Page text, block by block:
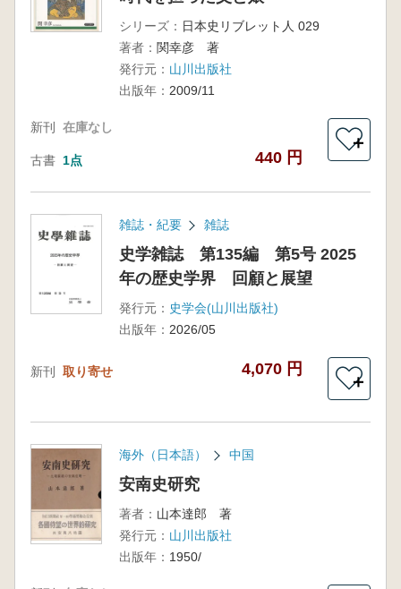
シリーズ： 日本史リブレット人 029
著者： 関幸彦 著
発行元： 山川出版社
出版年： 2009/11
新刊 在庫なし
古書 1点 440 円
＋
雑誌・紀要 雑誌
史学雑誌 第135編 第5号 2025
年の歴史学界 回顧と展望
発行元： 史学会(山川出版社)
出版年： 2026/05
新刊 取り寄せ 4,070 円
＋
海外（日本語） 中国
安南史研究
著者： 山本達郎 著
発行元： 山川出版社
出版年： 1950/